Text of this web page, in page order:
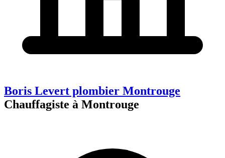
Boris Levert plombier Montrouge
Chauffagiste à Montrouge